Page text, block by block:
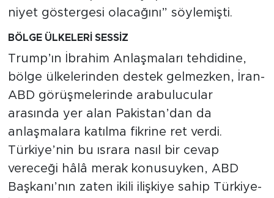
niyet göstergesi olacağını” söylemişti.
BÖLGE ÜLKELERİ SESSİZ
Trump’ın İbrahim Anlaşmaları tehdidine,
bölge ülkelerinden destek gelmezken, İran-
ABD görüşmelerinde arabulucular
arasında yer alan Pakistan’dan da
anlaşmalara katılma fikrine ret verdi.
Türkiye’nin bu ısrara nasıl bir cevap
vereceği hâlâ merak konusuyken, ABD
Başkanı’nın zaten ikili ilişkiye sahip Türkiye-